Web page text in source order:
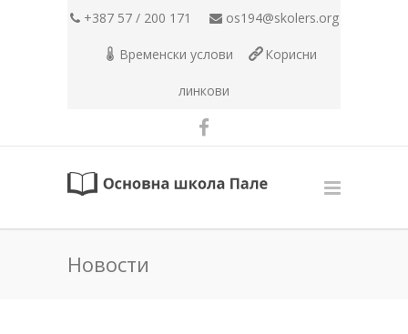
+387 57 / 200 171 os194@skolers.org
Временски услови Корисни
линкови
Новости